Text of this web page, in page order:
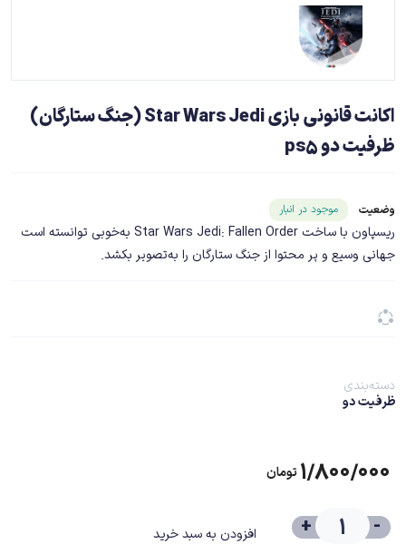
اکانت قانونی بازی Star Wars Jedi (جنگ ستارگان)
ظرفیت دو ps5
وضعیت موجود در انبارشناسه محصول ۱۹۰۷۴
ریسپاون با ساخت Star Wars Jedi: Fallen Order به‌خوبی توانسته است
جهانی وسیع و پر محتوا از جنگ ستارگان را به‌تصویر بکشد.
دسته‌بندی
ظرفیت دو
۱/۸۰۰/۰۰۰ تومان
-
+ افزودن به سبد خرید